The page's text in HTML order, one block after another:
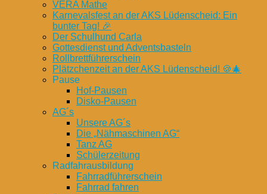
VERA Mathe
Karnevalsfest an der AKS Lüdenscheid: Ein
bunter Tag! 🎉
Der Schulhund Carla
Gottesdienst und Adventsbasteln
Rollbrettführerschein
Plätzchenzeit an der AKS Lüdenscheid! 🍪🎄
Pause
Hof-Pausen
Disko-Pausen
AG´s
Unsere AG´s
Die „Nähmaschinen AG“
Tanz AG
Schülerzeitung
Radfahrausbildung
Fahrradführerschein
Fahrrad fahren